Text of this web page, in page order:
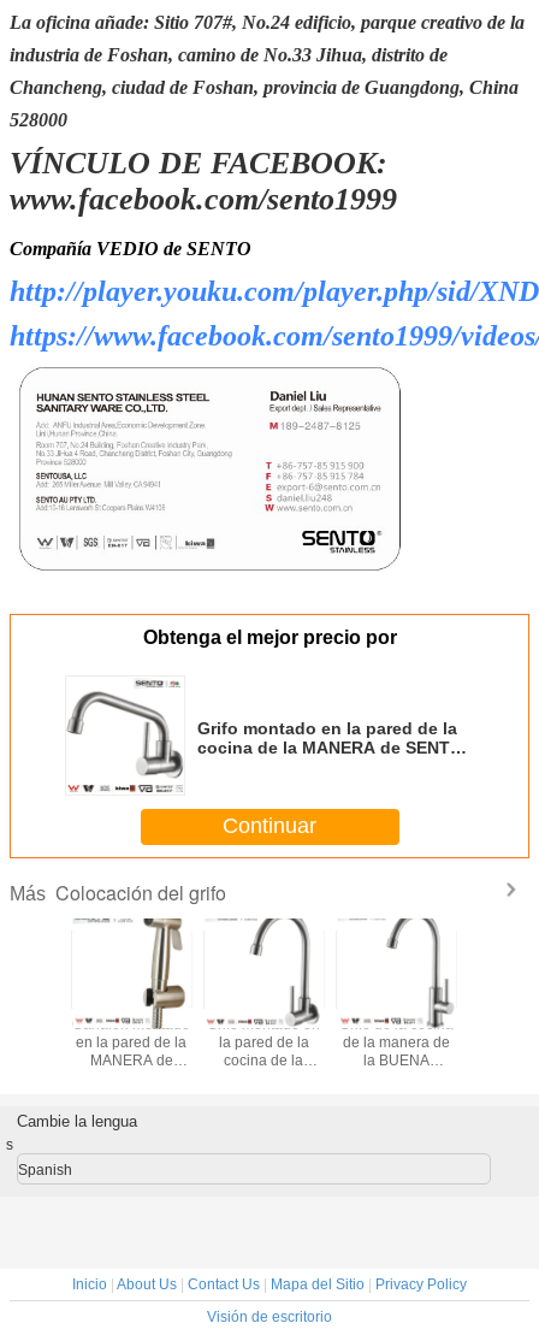
Puerto del
MANDO
Changsha, Shenzhen, Guangzhou,
Foshan
Embalaje
embala aceptar por requerimiento
adicional)
La oficina añade: Sitio 707#, No.24 edificio, parque creativo de la
industria de Foshan, camino de No.33 Jihua, distrito de
Chancheng, ciudad de Foshan, provincia de Guangdong, China
528000
VÍNCULO DE FACEBOOK:
www.facebook.com/sento1999
Compañía VEDIO de SENTO
http://player.youku.com/player.php/sid/
https://www.facebook.com/sento1999/
Obtenga el mejor precio por
Grifo montado en la pared de la
cocina de la MANERA de SENTO
Continuar
Más Colocación del grifo
el cepillo de acero
304 surge el clip
inoxidable de la
satén 316 y
abrirse para el
fregadero
Bidé completo de
acero inoxidable
superior del
con el desviador
La ducha del
espray del bidé
del cuarto de
calidad fijó el
de la ducha del
Cambie la lengua
s
Spanish
Inicio | About Us | Contact Us | Mapa del Sitio | Privacy Policy
Visión de escritorio